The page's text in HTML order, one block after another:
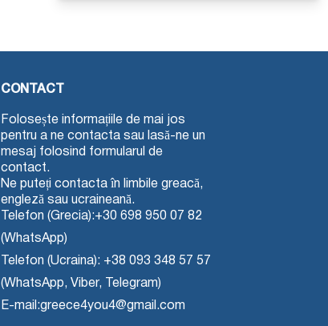
CONTACT
Folosește informațiile de mai jos
pentru a ne contacta sau lasă-ne un
mesaj folosind formularul de
contact.
Ne puteți contacta în limbile greacă,
engleză sau ucraineană.
Telefon (Grecia):+30 698 950 07 82
(WhatsApp)
Telefon (Ucraina): +38 093 348 57 57
(WhatsApp, Viber, Telegram)
E-mail:greece4you4@gmail.com